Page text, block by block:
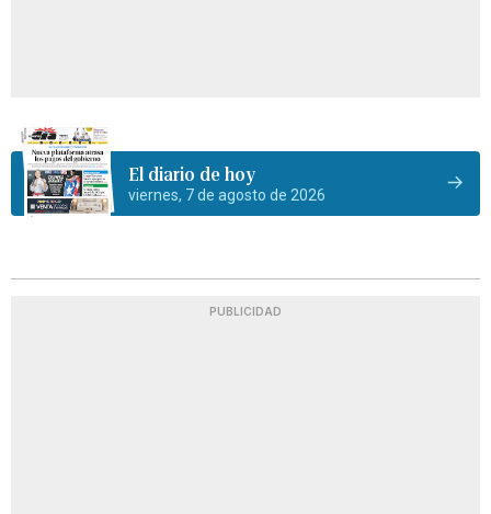
El diario de hoy
viernes, 7 de agosto de 2026
PUBLICIDAD